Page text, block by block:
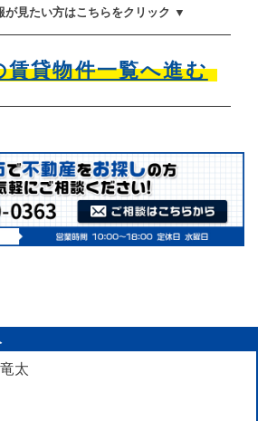
が見たい方はこちらをクリック ▼
賃貸物件一覧へ進む
太